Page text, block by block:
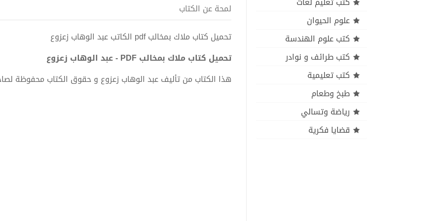
علوم الحيوان
كتب علوم الهندسة
كتب طرائف و نوادر
كتب تعليمية
طبخ وطعام
رياضة وتسالي
قضايا فكرية
لمحة عن الكتاب
تحميل كتاب ملاك بمخالب pdf الكاتب عبد الوهاب زعزوع
تحميل كتاب ملاك بمخالب PDF - عبد الوهاب زعزوع
هذا الكتاب من تأليف عبد الوهاب زعزوع و حقوق الكتاب محفوظة